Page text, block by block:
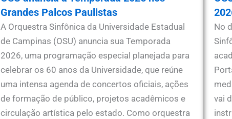
Grandes Palcos Paulistas
A Orquestra Sinfônica da Universidade Estadual
de Campinas (OSU) anuncia sua Temporada
2026, uma programação especial planejada para
celebrar os 60 anos da Universidade, que reúne
uma intensa agenda de concertos oficiais, ações
de formação de público, projetos acadêmicos e
circulação artística pelo estado. Como orquestra
No
vai